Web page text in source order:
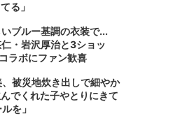
る」
ブルー基調の衣装で...
仁・岩沢厚治と3ショッ
ラボにファン歓喜
被災地炊き出しで細やか
でくれた子やとりにきて
を」